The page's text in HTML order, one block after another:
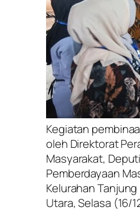
Kegiatan
oleh Direktorat
Masyarakat,
Pemberdayaan
Kelurahan Tanjung
Utara, Selasa (16/